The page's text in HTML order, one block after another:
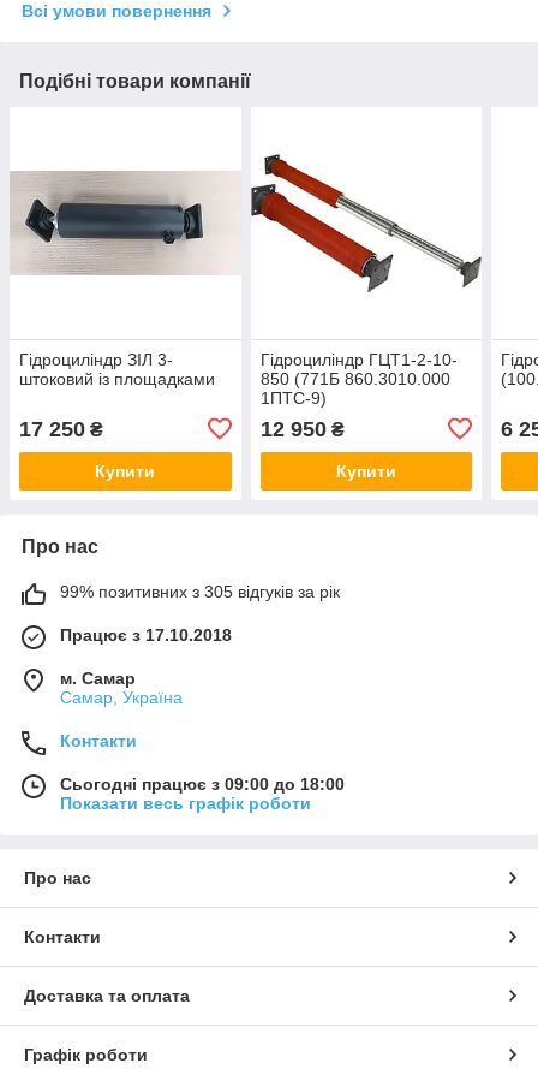
Всі умови повернення
Подібні товари компанії
Гідроциліндр ЗІЛ 3-
штоковий із площадками
17 250 ₴
Купити
Гідроциліндр ГЦТ1-2-10-
850 (771Б 860.3010.000
1ПТС-9)
12 950₴
Купити
6
Про нас
99% позитивних з 305 відгуків за рік
Працює з 17.10.2018
м. Самар
Самар, Україна
Контакти
Сьогодні працює з 09:00 до 18:00
Показати весь графік роботи
Про нас
Контакти
Доставка та оплата
Графік роботи